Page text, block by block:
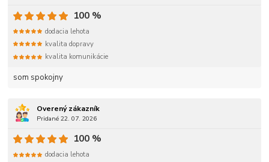
som spokojny
100 %
dodacia lehota
kvalita dopravy
kvalita komunikácie
Overený zákazník
Pridané 22. 07. 2026
100 %
dodacia lehota